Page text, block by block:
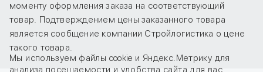
моменту оформления заказа на соответствующий
товар. Подтверждением цены заказанного товара
является сообщение компании Стройлогистика о цене
такого товара.
Мы используем файлы cookie и Яндекс.Метрику для
анализа посещаемости и удобства сайта для вас.